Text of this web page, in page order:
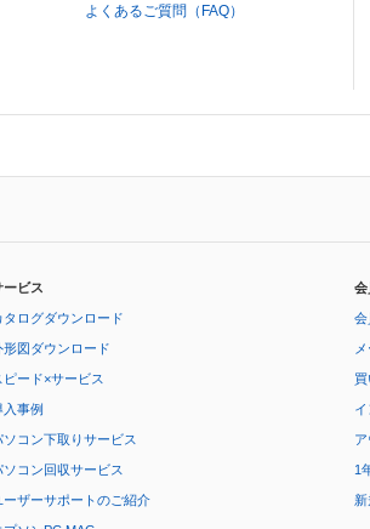
よくあるご質問（FAQ）
ービス
タログダウンロード
形図ダウンロード
ピード×サービス
入事例
ソコン下取りサービス
ソコン回収サービス
ーザーサポートのご紹介
会
会
1